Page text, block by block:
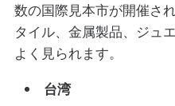
数の国際見本市が開催さ
タイル、金属製品、ジュ
よく見られます。
台湾